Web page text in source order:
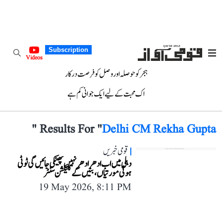
Subscription
Videos
ہجر کو حوصلہ اور وصل کو فرصت درکار
اک محبت کے لیے ایک جوانی کم ہے
Results For "Delhi CM Rekha Gupta
"
قومی خبریں
دہلی میں اب ادھر ادھر نہیں پھینکی جائیں گی ٹوٹی
ہوئی مورتیاں، بنیں گے کلیکشن سنٹر
19 May 2026, 8:11 PM